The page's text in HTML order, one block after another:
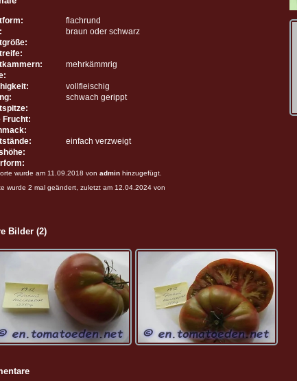
flachrund
braun oder schwarz
mehrkämmrig
vollfleischig
schwach gerippt
Frucht:
einfach verzweigt
wurde am 11.09.2018 von admin hinzugefügt.
wurde 2 mal geändert, zuletzt am 12.04.2024 von
Bilder (2)